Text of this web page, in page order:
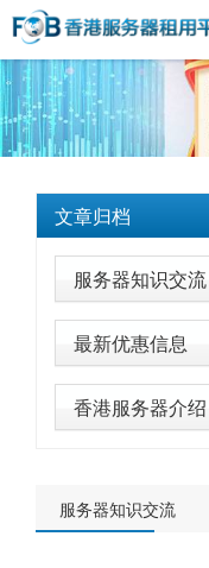
文章归档
服务器知识交流
最新优惠信息
香港服务器介绍
服务器知识交流